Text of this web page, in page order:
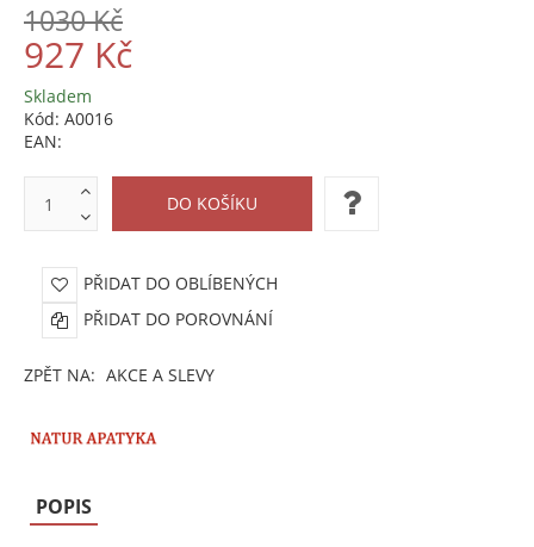
1030 Kč
927 Kč
Skladem
Kód: A0016
EAN:
PŘIDAT DO OBLÍBENÝCH
PŘIDAT DO POROVNÁNÍ
ZPĚT NA: AKCE A SLEVY
POPIS